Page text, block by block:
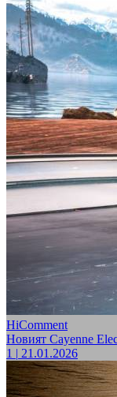
HiComment
Новият Cayenne
1 | 21.01.2026